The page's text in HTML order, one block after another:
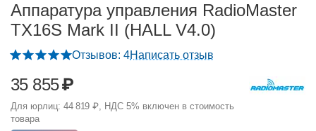
Аппаратура управления RadioMaster
TX16S Mark II (HALL V4.0)
Отзывов: 4Написать отзыв
35 855₽
Для юрлиц: 44 819 ₽, НДС 5% включен в стоимость
товара